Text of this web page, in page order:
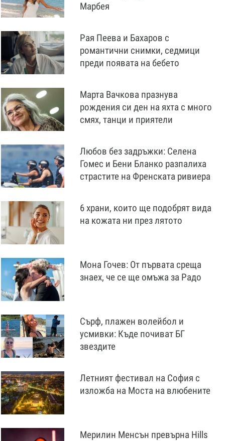
Марбея
Рая Пеева и Бахаров с
романтични снимки, седмици
преди появата на бебето
Марта Вачкова празнува
рождения си ден на яхта с много
смях, танци и приятели
Любов без задръжки: Селена
Гомес и Бени Бланко разпалиха
страстите на Френската ривиера
6 храни, които ще подобрят вида
на кожата ни през лятото
Мона Гочев: От първата среща
знаех, че се ще омъжа за Радо
Сърф, плажен волейбол и
усмивки: Къде почиват БГ
звездите
Летният фестивал на София с
изложба на Моста на влюбените
Мерилин Менсън превърна Hills